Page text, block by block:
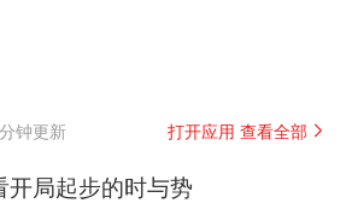
钟更新 打开应用 查看全部
开局起步的时与势